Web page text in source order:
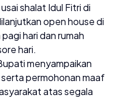
shalat Idul Fitri di
open house di
hari dan rumah
hari.
menyampaikan
permohonan maaf
atas segala